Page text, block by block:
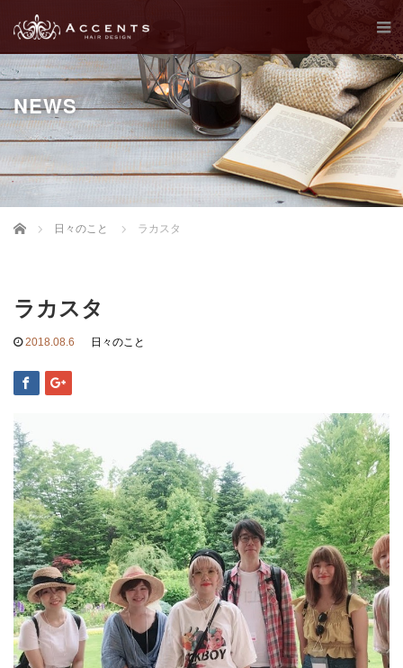
NEWS
Home 日々のこと ラカスタ
ラカスタ
2018.08.6 日々のこと